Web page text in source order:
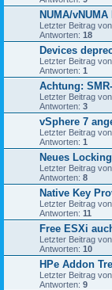
NUMA/
Letzter Beitrag von
Antworten: 18
Devices
Letzter Beitrag von
Antworten: 1
Achtung:
Letzter Beitrag von
Antworten: 3
vSphere 7
Letzter Beitrag von
Antworten: 1
Neues
Letzter Beitrag von
Antworten: 8
Native Key
Letzter Beitrag von
Antworten: 11
Free ESXi
Letzter Beitrag von
Antworten: 10
HPe Addon
Letzter Beitrag von
Antworten: 9